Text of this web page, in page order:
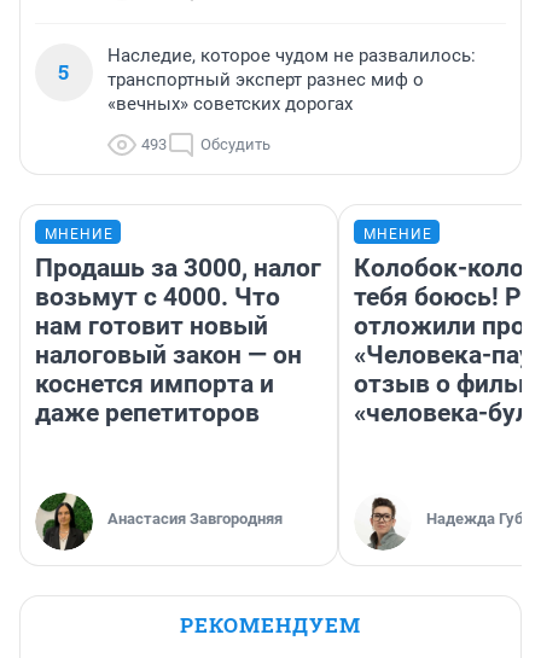
5
Наследие, которое чудом не развалилось:
транспортный эксперт разнес миф о
«вечных» советских дорогах
493 Обсудить
МНЕНИЕ
Продашь за 3000, налог
возьмут с 4000. Что
нам готовит новый
налоговый закон — он
коснется импорта и
даже репетиторов
Анастасия Завгородняя
МНЕНИЕ
Колобок-
тебя боюсь!
отложили
«Человека-
отзыв о
«человека-
Надежда
РЕКОМЕНДУЕМ